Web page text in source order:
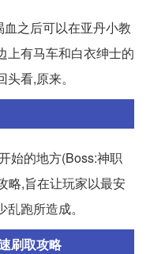
之后可以在亚丹小教
上有马车和白衣绅士的
看,原来。
始的地方(Boss:神职
略,旨在让玩家以最安
跑所造成。
刷取攻略